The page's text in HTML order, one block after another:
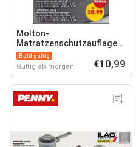
Molton-
Matratzenschutzauflage*
HOME IDEAS Living
Mikrofaser-
Matratzenauflage*
Bald gültig
Gültig ab morgen €10,99